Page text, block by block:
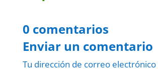
0 comentarios
Enviar un comentario
Tu dirección de correo electrónico